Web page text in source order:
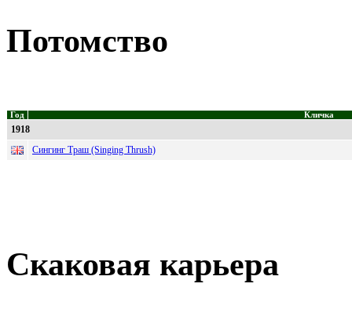
Потомство
Год Кличка
1918
Сингинг Траш (Singing Thrush)
Скаковая карьера